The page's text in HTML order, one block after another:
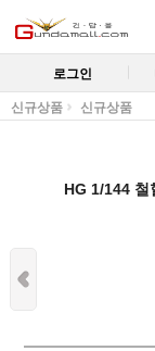
로그인
신규상품 신규상품
HG 1/144